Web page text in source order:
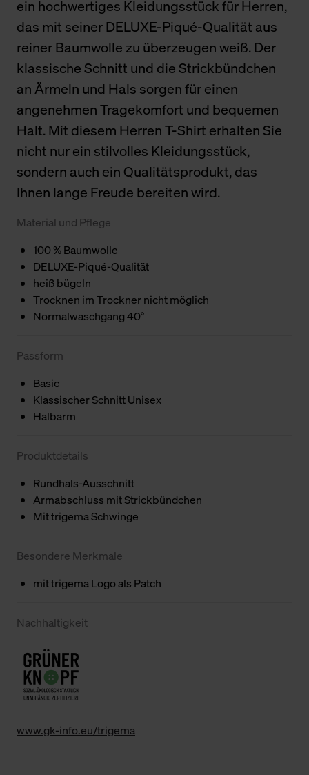
ein hochwertiges Kleidungsstück für Herren,
das mit seiner DELUXE-Piqué-Qualität aus
reiner Baumwolle zu überzeugen weiß. Der
klassische Schnitt und die Strickbündchen
an Ärmeln und Hals sorgen für einen
angenehmen Tragekomfort und bequemen
Halt. Mit diesem Herren T-Shirt erhalten Sie
nicht nur ein stilvolles Kleidungsstück,
sondern auch ein Qualitätsprodukt, das
Ihnen lange Freude bereiten wird.
Material und Pflege
100 % Baumwolle
DELUXE-Piqué-Qualität
heiß bügeln
Trocknen im Trockner nicht möglich
Normalwaschgang 40°
Passform
Basic
Klassischer Schnitt Unisex
Halbarm
Produktdetails
Rundhals-Ausschnitt
Armabschluss mit Strickbündchen
Mit trigema Schwinge
Besondere Merkmale
mit trigema Logo als Patch
Nachhaltigkeit
www.gk-info.eu/trigema